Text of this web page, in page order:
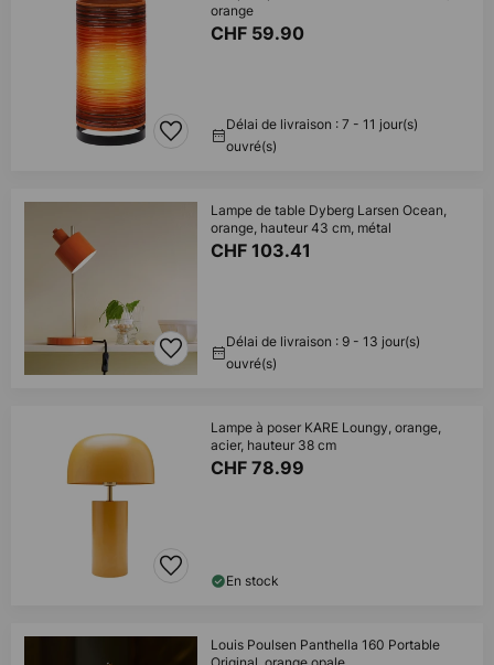
orange
CHF 59.90
Délai de livraison : 7 - 11 jour(s)
ouvré(s)
Lampe de table Dyberg Larsen Ocean,
orange, hauteur 43 cm, métal
CHF 103.41
Délai de livraison : 9 - 13 jour(s)
ouvré(s)
Lampe à poser KARE Loungy, orange,
acier, hauteur 38 cm
CHF 78.99
En stock
Louis Poulsen Panthella 160 Portable